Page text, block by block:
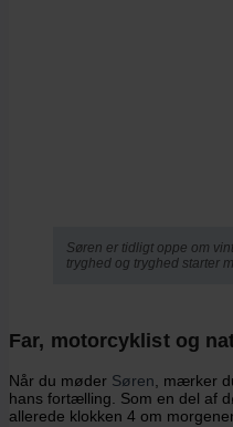
Søren er tidligt oppe om
tryghed og tryghed starter
Far, motorcyklist og
Når du møder Søren , mærker
hans fortælling. Som en del af
allerede klokken 4 om